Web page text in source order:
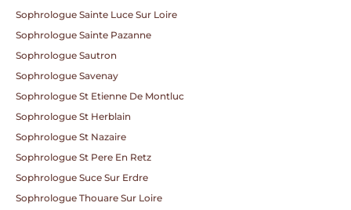
Sophrologue Sainte Luce Sur Loire
Sophrologue Sainte Pazanne
Sophrologue Sautron
Sophrologue Savenay
Sophrologue St Etienne De Montluc
Sophrologue St Herblain
Sophrologue St Nazaire
Sophrologue St Pere En Retz
Sophrologue Suce Sur Erdre
Sophrologue Thouare Sur Loire